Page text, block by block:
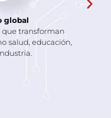
global
que transforman
salud, educación,